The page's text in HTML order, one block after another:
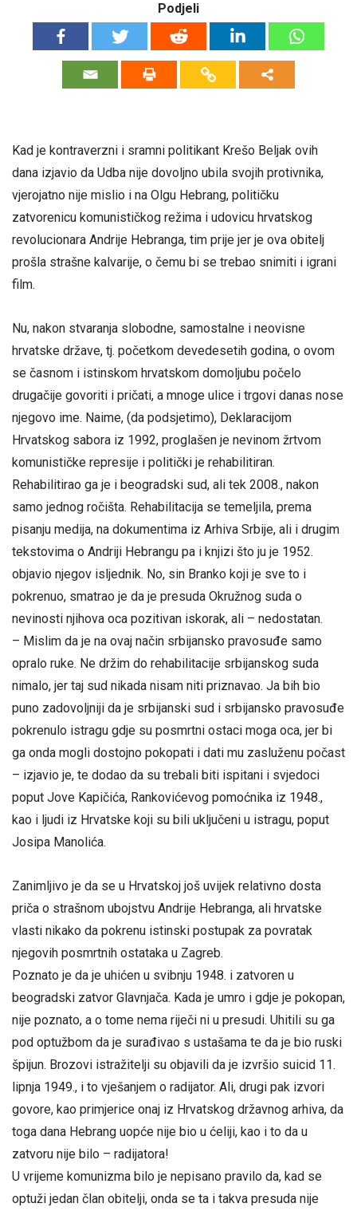
Podjeli
Kad je kontraverzni i sramni politikant Krešo Beljak ovih
dana izjavio da Udba nije dovoljno ubila svojih protivnika,
vjerojatno nije mislio i na Olgu Hebrang, političku
zatvorenicu komunističkog režima i udovicu hrvatskog
revolucionara Andrije Hebranga, tim prije jer je ova obitelj
prošla strašne kalvarije, o čemu bi se trebao snimiti i igrani
film.
Nu, nakon stvaranja slobodne, samostalne i neovisne
hrvatske države, tj. početkom devedesetih godina, o ovom
se časnom i istinskom hrvatskom domoljubu počelo
drugačije govoriti i pričati, a mnoge ulice i trgovi danas nose
njegovo ime. Naime, (da podsjetimo), Deklaracijom
Hrvatskog sabora iz 1992, proglašen je nevinom žrtvom
komunističke represije i politički je rehabilitiran.
Rehabilitirao ga je i beogradski sud, ali tek 2008., nakon
samo jednog ročišta. Rehabilitacija se temeljila, prema
pisanju medija, na dokumentima iz Arhiva Srbije, ali i drugim
tekstovima o Andriji Hebrangu pa i knjizi što ju je 1952.
objavio njegov isljednik. No, sin Branko koji je sve to i
pokrenuo, smatrao je da je presuda Okružnog suda o
nevinosti njihova oca pozitivan iskorak, ali – nedostatan.
– Mislim da je na ovaj način srbijansko pravosuđe samo
opralo ruke. Ne držim do rehabilitacije srbijanskog suda
nimalo, jer taj sud nikada nisam niti priznavao. Ja bih bio
puno zadovoljniji da je srbijanski sud i srbijansko pravosuđe
pokrenulo istragu gdje su posmrtni ostaci moga oca, jer bi
ga onda mogli dostojno pokopati i dati mu zasluženu počast
– izjavio je, te dodao da su trebali biti ispitani i svjedoci
poput Jove Kapičića, Rankovićevog pomoćnika iz 1948.,
kao i ljudi iz Hrvatske koji su bili uključeni u istragu, poput
Josipa Manolića.
Zanimljivo je da se u Hrvatskoj još uvijek relativno dosta
priča o strašnom ubojstvu Andrije Hebranga, ali hrvatske
vlasti nikako da pokrenu istinski postupak za povratak
njegovih posmrtnih ostataka u Zagreb.
Poznato je da je uhićen u svibnju 1948. i zatvoren u
beogradski zatvor Glavnjača. Kada je umro i gdje je pokopan,
nije poznato, a o tome nema riječi ni u presudi. Uhitili su ga
pod optužbom da je surađivao s ustašama te da je bio ruski
špijun. Brozovi istražitelji su objavili da je izvršio suicid 11.
lipnja 1949., i to vješanjem o radijator. Ali, drugi pak izvori
govore, kao primjerice onaj iz Hrvatskog državnog arhiva, da
toga dana Hebrang uopće nije bio u ćeliji, kao i to da u
zatvoru nije bilo – radijatora!
U vrijeme komunizma bilo je nepisano pravilo da, kad se
optuži jedan član obitelji, onda se ta i takva presuda nije